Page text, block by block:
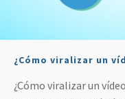
¿Cómo viralizar un
¿Cómo viralizar un